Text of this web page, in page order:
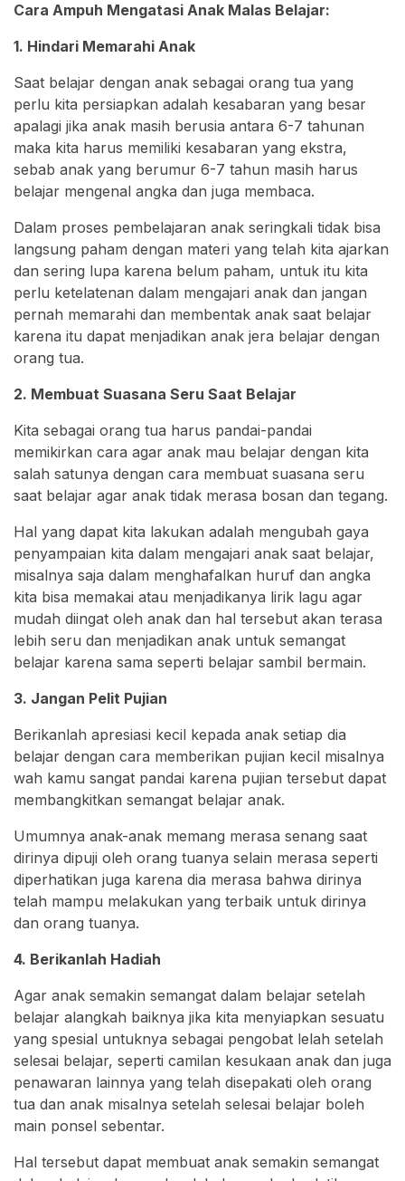
Cara Ampuh Mengatasi Anak Malas Belajar:
1. Hindari Memarahi Anak
Saat belajar dengan anak sebagai orang tua yang
perlu kita persiapkan adalah kesabaran yang besar
apalagi jika anak masih berusia antara 6-7 tahunan
maka kita harus memiliki kesabaran yang ekstra,
sebab anak yang berumur 6-7 tahun masih harus
belajar mengenal angka dan juga membaca.
Dalam proses pembelajaran anak seringkali tidak bisa
langsung paham dengan materi yang telah kita ajarkan
dan sering lupa karena belum paham, untuk itu kita
perlu ketelatenan dalam mengajari anak dan jangan
pernah memarahi dan membentak anak saat belajar
karena itu dapat menjadikan anak jera belajar dengan
orang tua.
2. Membuat Suasana Seru Saat Belajar
Kita sebagai orang tua harus pandai-pandai
memikirkan cara agar anak mau belajar dengan kita
salah satunya dengan cara membuat suasana seru
saat belajar agar anak tidak merasa bosan dan tegang.
Hal yang dapat kita lakukan adalah mengubah gaya
penyampaian kita dalam mengajari anak saat belajar,
misalnya saja dalam menghafalkan huruf dan angka
kita bisa memakai atau menjadikanya lirik lagu agar
mudah diingat oleh anak dan hal tersebut akan terasa
lebih seru dan menjadikan anak untuk semangat
belajar karena sama seperti belajar sambil bermain.
3. Jangan Pelit Pujian
Berikanlah apresiasi kecil kepada anak setiap dia
belajar dengan cara memberikan pujian kecil misalnya
wah kamu sangat pandai karena pujian tersebut dapat
membangkitkan semangat belajar anak.
Umumnya anak-anak memang merasa senang saat
dirinya dipuji oleh orang tuanya selain merasa seperti
diperhatikan juga karena dia merasa bahwa dirinya
telah mampu melakukan yang terbaik untuk dirinya
dan orang tuanya.
4. Berikanlah Hadiah
Agar anak semakin semangat dalam belajar setelah
belajar alangkah baiknya jika kita menyiapkan sesuatu
yang spesial untuknya sebagai pengobat lelah setelah
selesai belajar, seperti camilan kesukaan anak dan juga
penawaran lainnya yang telah disepakati oleh orang
tua dan anak misalnya setelah selesai belajar boleh
main ponsel sebentar.
Hal tersebut dapat membuat anak semakin semangat